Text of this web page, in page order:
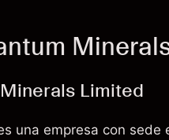
Limited
una empresa con